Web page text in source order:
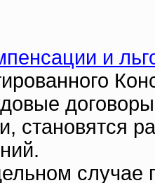
и
становятся
случае